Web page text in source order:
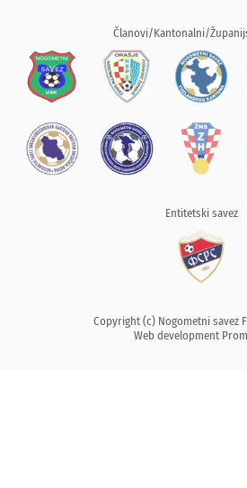
Članovi/Kantonalni/
Entitetski savez
Copyright (c) Nogometni savez
Web development